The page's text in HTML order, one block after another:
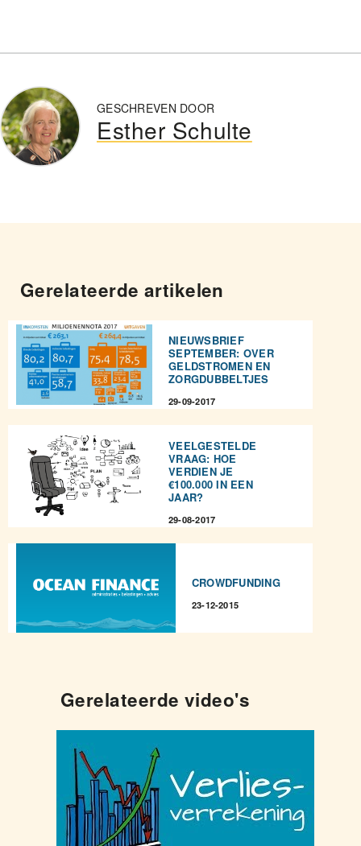
GESCHREVEN DOOR
Esther Schulte
Gerelateerde artikelen
NIEUWSBRIEF
SEPTEMBER: OVER
GELDSTROMEN EN
ZORGDUBBELTJES
29-09-2017
VEELGESTELDE
VRAAG: HOE
VERDIEN JE
€100.000 IN EEN
JAAR?
29-08-2017
CROWDFUNDING
23-12-2015
Gerelateerde video's